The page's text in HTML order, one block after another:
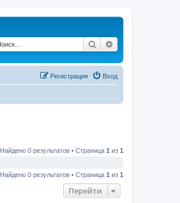
Поиск
Вход
Регистрация
Найдено 0 результатов • Страница 1 из 1
Найдено 0 результатов • Страница 1 из 1
Перейти